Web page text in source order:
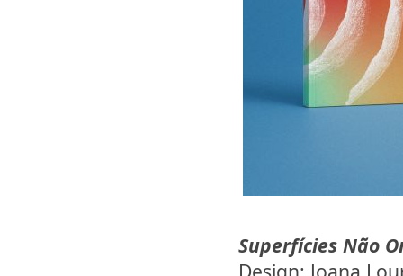
Superfícies Não